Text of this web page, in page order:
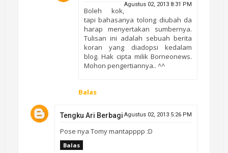
Agustus 02, 2013 8:31 PM
Boleh kok,
tapi bahasanya tolong diubah da
harap menyertakan sumbernya.
Tulisan ini adalah sebuah berita
koran yang diadopsi kedalam
blog. Hak cipta milik Borneonews.
Mohon pengertiannya.. ^^
Balas
Tengku Ari Berbagi Agustus 02, 2013 5:26 PM
Pose nya Tomy mantapppp :D
Balas